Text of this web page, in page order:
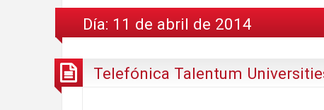
Día: 11 de abril de 2014
Telefónica Talentum